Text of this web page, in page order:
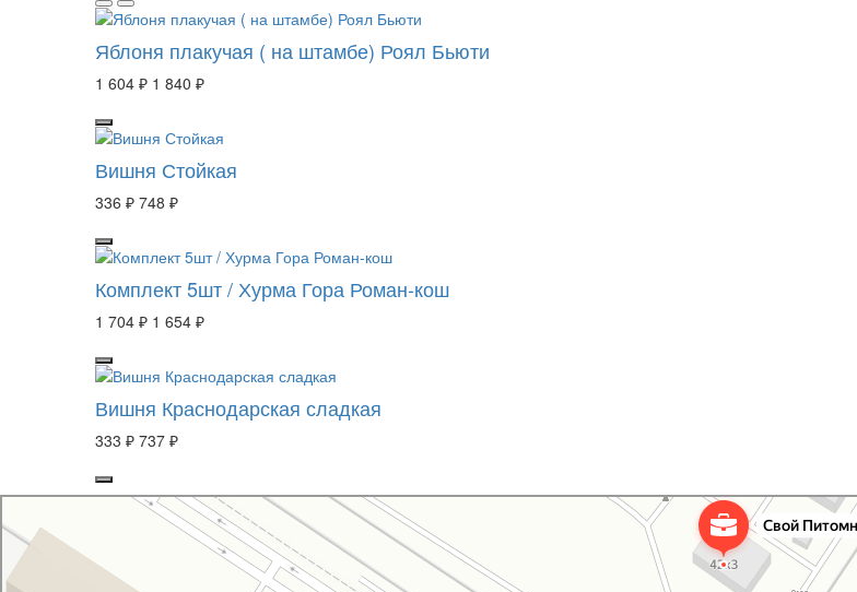
Яблоня плакучая ( на штамбе) Роял Бьюти
1 604 ₽ 1 840 ₽
Вишня Стойкая
336 ₽ 748 ₽
Комплект 5шт / Хурма Гора Роман-кош
1 704 ₽ 1 654 ₽
Вишня Краснодарская сладкая
333 ₽ 737 ₽
Питомник растений в Москве
Садовый центр в Москве